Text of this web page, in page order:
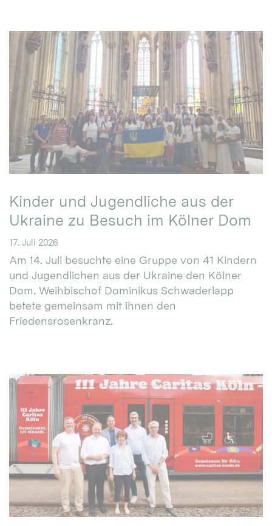
Kinder und Jugendliche aus der
Ukraine zu Besuch im Kölner Dom
17. Juli 2026
Am 14. Juli besuchte eine Gruppe von 41 Kindern
und Jugendlichen aus der Ukraine den Kölner
Dom. Weihbischof Dominikus Schwaderlapp
betete gemeinsam mit ihnen den
Friedensrosenkranz.